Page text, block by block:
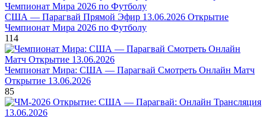
США — Парагвай Прямой Эфир 13.06.2026 Открытие
Чемпионат Мира 2026 по Футболу
114
Чемпионат Мира: США — Парагвай Смотреть Онлайн Матч
Открытие 13.06.2026
85